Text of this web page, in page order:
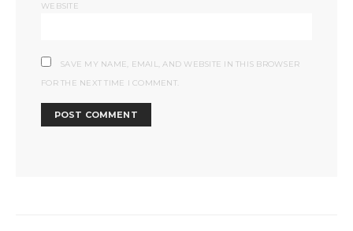
WEBSITE
SAVE MY NAME, EMAIL, AND WEBSITE IN THIS BROWSER
FOR THE NEXT TIME I COMMENT.